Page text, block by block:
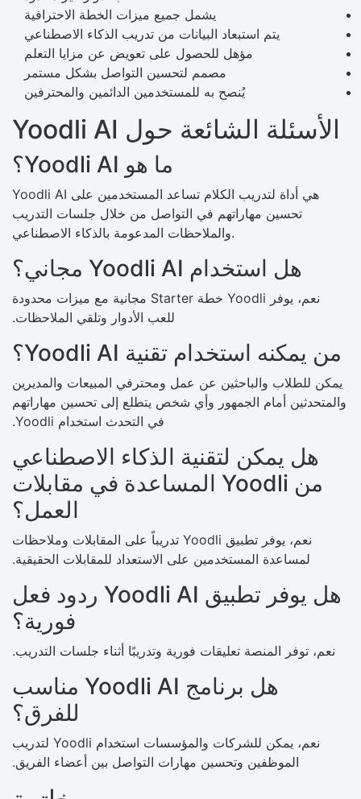
يشمل جميع ميزات الخطة الاحترافية
يتم استبعاد البيانات من تدريب الذكاء الاصطناعي
مؤهل للحصول على تعويض عن مزايا التعلم
مصمم لتحسين التواصل بشكل مستمر
يُنصح به للمستخدمين الدائمين والمحترفين
الأسئلة الشائعة حول Yoodli AI
ما هو Yoodli AI؟
Yoodli AI هي أداة لتدريب الكلام تساعد المستخدمين على
تحسين مهاراتهم في التواصل من خلال جلسات التدريب
والملاحظات المدعومة بالذكاء الاصطناعي.
هل استخدام Yoodli AI مجاني؟
نعم، يوفر Yoodli خطة Starter مجانية مع ميزات محدودة
للعب الأدوار وتلقي الملاحظات.
من يمكنه استخدام تقنية Yoodli AI؟
يمكن للطلاب والباحثين عن عمل ومحترفي المبيعات والمديرين
والمتحدثين أمام الجمهور وأي شخص يتطلع إلى تحسين مهاراتهم
في التحدث استخدام Yoodli.
هل يمكن لتقنية الذكاء الاصطناعي
من Yoodli المساعدة في مقابلات
العمل؟
نعم، يوفر تطبيق Yoodli تدريباً على المقابلات وملاحظات
لمساعدة المستخدمين على الاستعداد للمقابلات الحقيقية.
هل يوفر تطبيق Yoodli AI ردود فعل
فورية؟
نعم، توفر المنصة تعليقات فورية وتدريبًا أثناء جلسات التدريب.
هل برنامج Yoodli AI مناسب
للفرق؟
نعم، يمكن للشركات والمؤسسات استخدام Yoodli لتدريب
الموظفين وتحسين مهارات التواصل بين أعضاء الفريق.